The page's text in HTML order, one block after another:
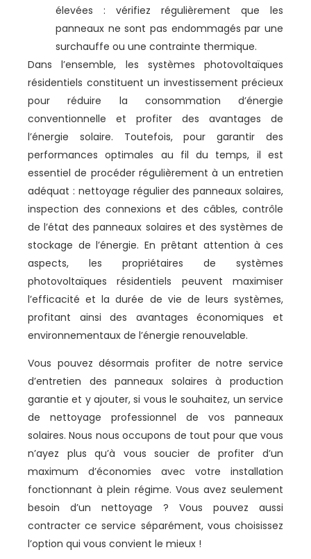
élevées : vérifiez régulièrement que les
panneaux ne sont pas endommagés par une
surchauffe ou une contrainte thermique.
Dans l’ensemble, les systèmes photovoltaïques
résidentiels constituent un investissement précieux
pour réduire la consommation d’énergie
conventionnelle et profiter des avantages de
l’énergie solaire. Toutefois, pour garantir des
performances optimales au fil du temps, il est
essentiel de procéder régulièrement à un entretien
adéquat : nettoyage régulier des panneaux solaires,
inspection des connexions et des câbles, contrôle
de l’état des panneaux solaires et des systèmes de
stockage de l’énergie. En prêtant attention à ces
aspects, les propriétaires de systèmes
photovoltaïques résidentiels peuvent maximiser
l’efficacité et la durée de vie de leurs systèmes,
profitant ainsi des avantages économiques et
environnementaux de l’énergie renouvelable.
Vous pouvez désormais profiter de notre service
d’entretien des panneaux solaires à production
garantie et y ajouter, si vous le souhaitez, un service
de nettoyage professionnel de vos panneaux
solaires. Nous nous occupons de tout pour que vous
n’ayez plus qu’à vous soucier de profiter d’un
maximum d’économies avec votre installation
fonctionnant à plein régime. Vous avez seulement
besoin d’un nettoyage ? Vous pouvez aussi
contracter ce service séparément, vous choisissez
l’option qui vous convient le mieux !